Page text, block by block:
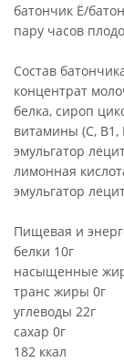
батончик Ё/
пару часов
Состав
концентрат
белка, сироп
витамины (С, В1,
эмульгатор
лимонная
эмульгатор
Пищевая и
белки 10г
насыщенные
транс жиры 0г
углеводы 22г
сахар 0г
182 ккал